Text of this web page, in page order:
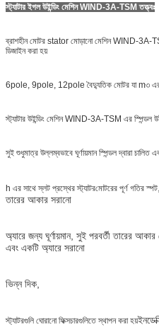
স্ট্যাটার ইগল উইন্ডিং মেশিন WIND-3A-TSM তত্ত্বঃ
ব্রাশহীন মোটর stator মোড়ানো মেশিন WIND-3A-
ডিজাইন করা হয়
6pole, 9pole, 12pole বৈদ্যুতিক মোটর যা m৩
স্ট্যাটার উইন্ডিং মেশিন WIND-3A-TSM এর স্পিন্ডল
সুই শুধুমাত্র উল্লম্বভাবে ঘূর্ণায়মান স্পিন্ডল দ্বারা
h এর সাথে স্লট প্রস্থের স্ট্যাটরমোটরের পূর্ণ গতির স্পট
তারের আকার সরানো
অ্যারে জন্য ঘূর্ণায়মান, সুই পরবর্তী তারের
এবং একটি অ্যারে সরানো
ভিন্ন দিক,
স্ট্যাটরগুলি ঘোরানো ফিক্সচারগুলিতে স্থাপন করা হয়